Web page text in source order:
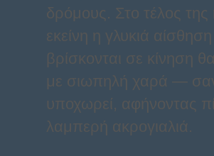
δρόμους. Στο τέλος της
εκείνη η γλυκιά
βρίσκονται σε κίνηση
με σιωπηλή χαρά —
υποχωρεί, αφήνοντας
λαμπερή ακρογιαλιά.